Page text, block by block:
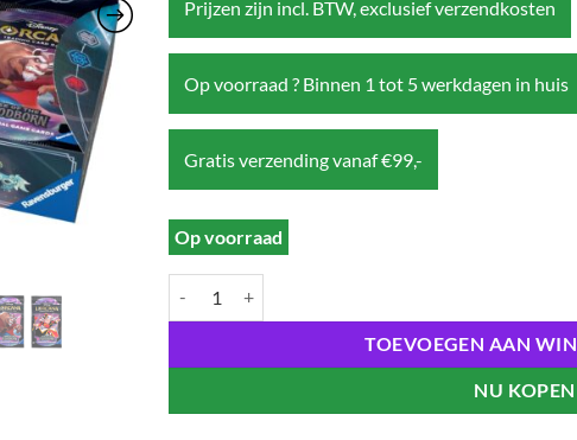
Prijzen zijn incl. BTW, exclusief verzendkosten
Op voorraad ? Binnen 1 tot 5 werkdagen in huis
Gratis verzending vanaf €99,-
Op voorraad
TOEVOEGEN AAN
NU KOPEN